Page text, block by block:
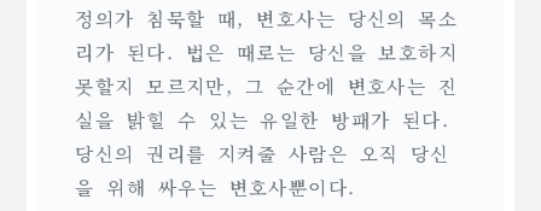
정의가 침묵할 때, 변호사는 당신의 목소
리가 된다. 법은 때로는 당신을 보호하지
못할지 모르지만, 그 순간에 변호사는 진
실을 밝힐 수 있는 유일한 방패가 된다.
당신의 권리를 지켜줄 사람은 오직 당신
을 위해 싸우는 변호사뿐이다.